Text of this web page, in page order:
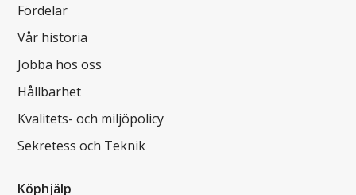
Fördelar
Vår historia
Jobba hos oss
Hållbarhet
Kvalitets- och miljöpolicy
Sekretess och Teknik
Köphjälp